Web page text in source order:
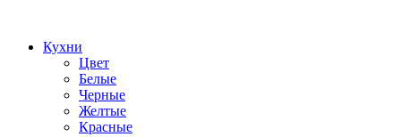
Кухни
Цвет
Белые
Черные
Желтые
Красные